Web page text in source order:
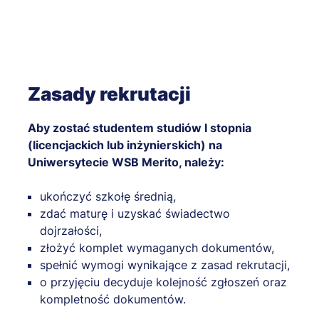
Zasady rekrutacji
Aby zostać studentem studiów I stopnia
(licencjackich lub inżynierskich) na
Uniwersytecie WSB Merito, należy:
ukończyć szkołę średnią,
zdać maturę i uzyskać świadectwo
dojrzałości,
złożyć komplet wymaganych dokumentów,
spełnić wymogi wynikające z zasad rekrutacji,
o przyjęciu decyduje kolejność zgłoszeń oraz
kompletność dokumentów.